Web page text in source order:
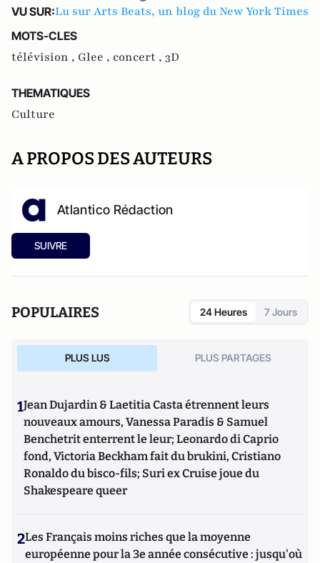
VU SUR:Lu sur Arts Beats, un blog du New York Times
MOTS-CLES
télévision , Glee , concert , 3D
THEMATIQUES
Culture
A PROPOS DES AUTEURS
Atlantico Rédaction
SUIVRE
POPULAIRES 24 Heures 7 Jours
PLUS LUS PLUS PARTAGES
1Jean Dujardin & Laetitia Casta étrennent leurs
nouveaux amours, Vanessa Paradis & Samuel
Benchetrit enterrent le leur; Leonardo di Caprio
fond, Victoria Beckham fait du brukini, Cristiano
Ronaldo du bisco-fils; Suri ex Cruise joue du
Shakespeare queer
2Les Français moins riches que la moyenne
européenne pour la 3e année consécutive : jusqu'où